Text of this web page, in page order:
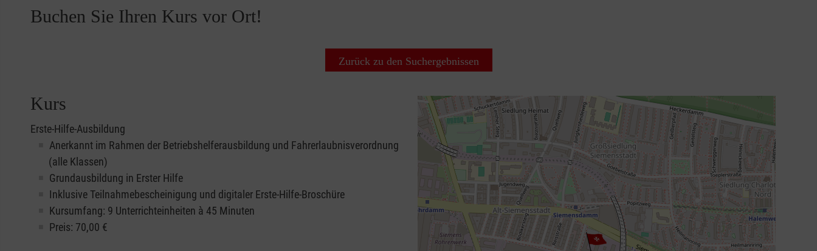
Buchen Sie Ihren Kurs vor Ort!
Zurück zu den Suchergebnissen
Kurs
Erste-Hilfe-Ausbildung
Anerkannt im Rahmen der Betriebshelferausbildung und Fahrerlaubnisverordnung
(alle Klassen)
Grundausbildung in Erster Hilfe
Inklusive Teilnahmebescheinigung und digitaler Erste-Hilfe-Broschüre
Kursumfang: 9 Unterrichteinheiten à 45 Minuten
Preis: 70,00 €